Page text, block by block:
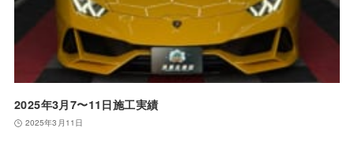
2025年3月7〜11日施工実績
2025年3月11日